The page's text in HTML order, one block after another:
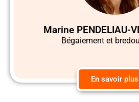
Marine PENDELIAU-
Bégaiement et
En savoir plus